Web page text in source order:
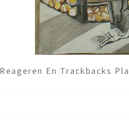
Reageren En Trackbacks